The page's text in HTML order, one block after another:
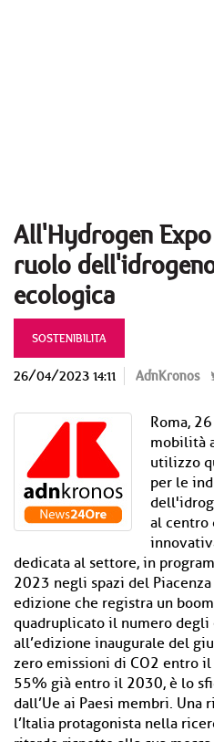
All'Hydrogen
ruolo
ecologica
SOSTENIBILITA
26/04/2023 14:11 AdnKronos
Roma,
mobilità
utilizzo
per le
al centro
dedicata al settore, in
2023 negli spazi del Piacenza
edizione che registra un
quadruplicato il numero
all’edizione inaugurale del
zero emissioni di CO2 entro
55% già entro il 2030, è lo
dall’Ue ai Paesi membri. Una
l’Italia protagonista nella